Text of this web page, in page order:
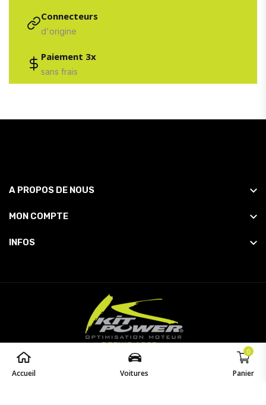
Accueil Voitures Panier
0
Connecteurs
d'origine
Paiement 3x
sans frais
A PROPOS DE NOUS
MON COMPTE
INFOS
© 2026 opaq